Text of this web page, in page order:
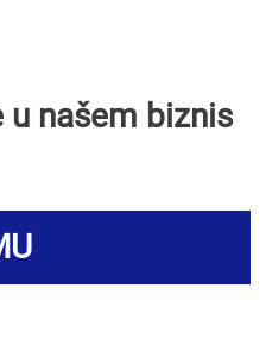
u našem biznis